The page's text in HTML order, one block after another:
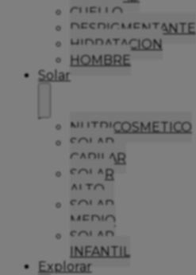
CUELLO
DESPIGMENTANTE
HIDRATACION
HOMBRE
Solar
NUTRICOSMETICO
SOLAR
CAPILAR
SOLAR
ALTO
SOLAR
MEDIO
SOLAR
INFANTIL
Explorar